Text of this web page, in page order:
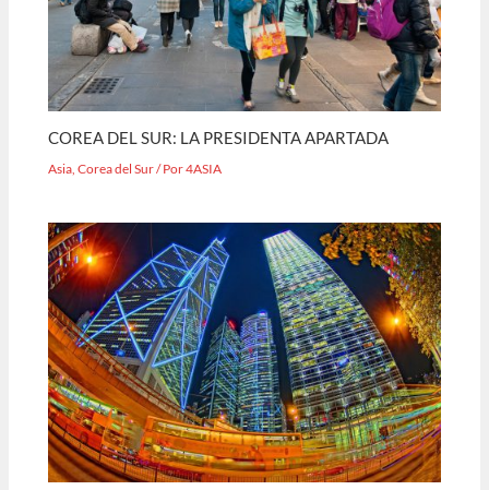
COREA DEL SUR: LA PRESIDENTA APARTADA
Asia ,Corea del Sur/ Por4ASIA